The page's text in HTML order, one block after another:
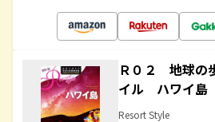
Ｒ０２ 地球の
イル ハワイ島
Resort Style